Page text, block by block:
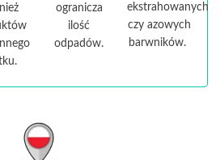
ogranicza
ilość
odpadów.
ekstrahowanych
czy azowych
barwników.